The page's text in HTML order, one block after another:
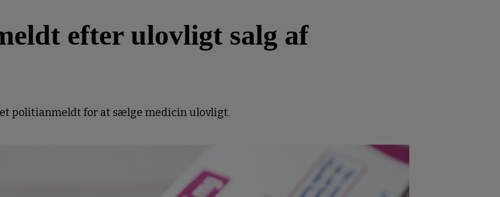
efter ulovligt salg af
politianmeldt for at sælge medicin ulovligt.